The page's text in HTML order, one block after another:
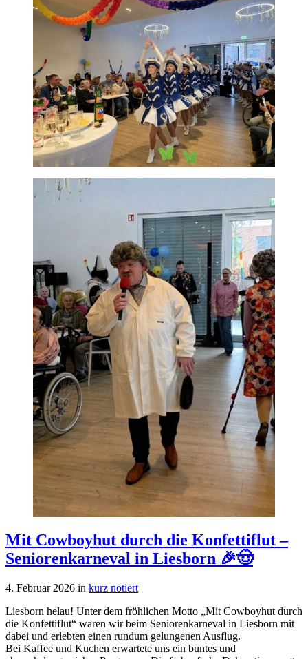
Mit Cowboyhut durch die Konfettiflut –
Seniorenkarneval in Liesborn 🎉🤠
4. Februar 2026 in kurz notiert
Liesborn helau! Unter dem fröhlichen Motto „Mit Cowboyhut durch
die Konfettiflut“ waren wir beim Seniorenkarneval in Liesborn mit
dabei und erlebten einen rundum gelungenen Ausflug.
Bei Kaffee und Kuchen erwartete uns ein buntes und